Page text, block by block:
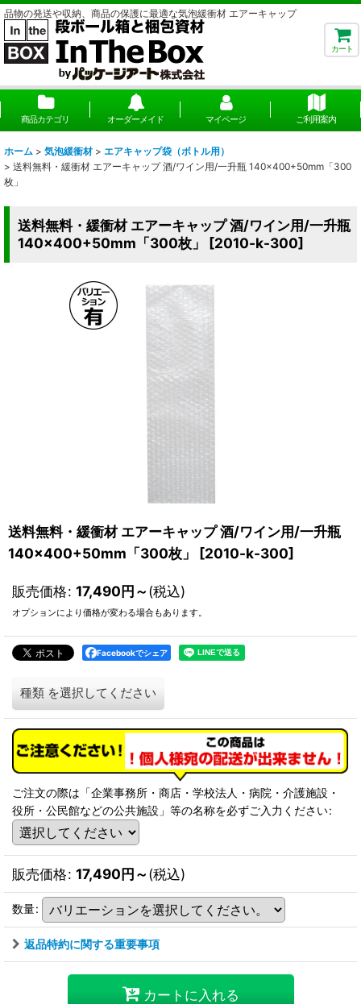
品物の発送や収納、商品の保護に最適な気泡緩衝材 エアーキャップ
カート
商品カテゴリ オーダーメイド マイページ ご利用案内
ホーム > 気泡緩衝材 > エアキャップ袋（ボトル用）
> 送料無料・緩衝材 エアーキャップ 酒/ワイン用/一升瓶 140×400+50mm「300
枚」
送料無料・緩衝材 エアーキャップ 酒/ワイン用/一升瓶
140×400+50mm「300枚」
[2010-k-300]
送料無料・緩衝材 エアーキャップ 酒/ワイン用/一升瓶
140×400+50mm「300枚」
[2010-k-300]
販売価格: 17,490円～(税込)
オプションにより価格が変わる場合もあります。
Facebookでシェア
種類 を選択してください
ご注文の際は「企業事務所・商店・学校法人・病院・介護施設・
役所・公民館などの公共施設」等の名称を必ずご入力ください:
販売価格: 17,490円～(税込)
数量:
返品特約に関する重要事項
カートに入れる